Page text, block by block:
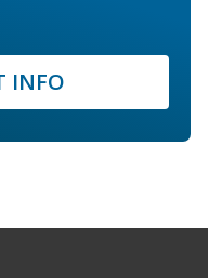
INFO